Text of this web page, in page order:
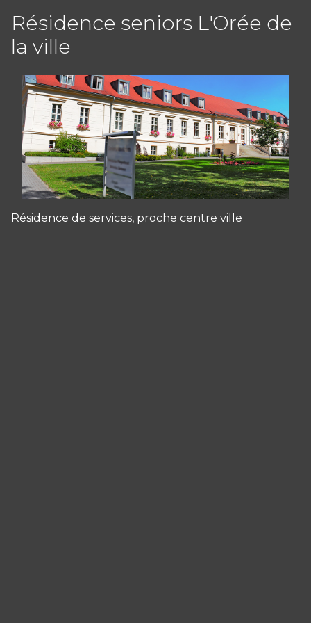
Résidence seniors L'Orée de
la ville
Résidence de services, proche centre ville